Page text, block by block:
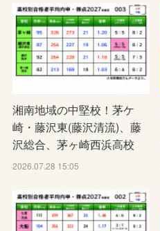
湘南地域の中堅校！茅ケ
崎・藤沢東(藤沢清流)、藤
沢総合、茅ヶ崎西浜高校
2026.07.28 15:05